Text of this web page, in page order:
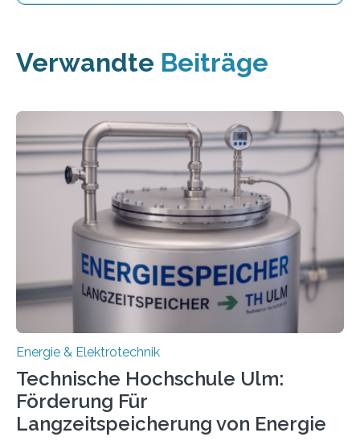
Verwandte Beiträge
Energie & Elektrotechnik
Technische Hochschule Ulm:
Förderung Für
Langzeitspeicherung von Energie